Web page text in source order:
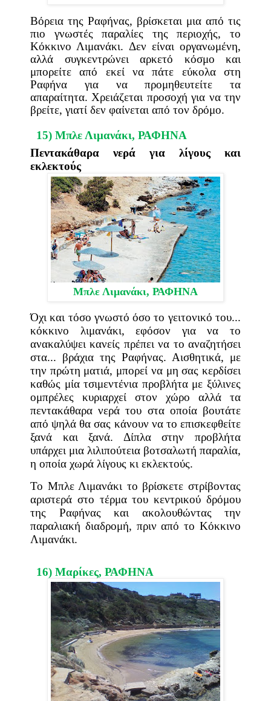
Βόρεια της Ραφήνας, βρίσκεται μια από τις
πιο γνωστές παραλίες της περιοχής, το
Κόκκινο Λιμανάκι. Δεν είναι οργανωμένη,
αλλά συγκεντρώνει αρκετό κόσμο και
μπορείτε από εκεί να πάτε εύκολα στη
Ραφήνα για να προμηθευτείτε τα
απαραίτητα. Χρειάζεται προσοχή για να την
βρείτε, γιατί δεν φαίνεται από τον δρόμο.
15) Μπλε Λιμανάκι, ΡΑΦΗΝΑ
Πεντακάθαρα νερά για λίγους και
εκλεκτούς
Μπλε Λιμανάκι, ΡΑΦΗΝΑ
Όχι και τόσο γνωστό όσο το γειτονικό του...
κόκκινο λιμανάκι, εφόσον για να το
ανακαλύψει κανείς πρέπει να το αναζητήσει
στα... βράχια της Ραφήνας. Αισθητικά, με
την πρώτη ματιά, μπορεί να μη σας κερδίσει
καθώς μία τσιμεντένια προβλήτα με ξύλινες
ομπρέλες κυριαρχεί στον χώρο αλλά τα
πεντακάθαρα νερά του στα οποία βουτάτε
από ψηλά θα σας κάνουν να το επισκεφθείτε
ξανά και ξανά. Δίπλα στην προβλήτα
υπάρχει μια λιλιπούτεια βοτσαλωτή παραλία,
η οποία χωρά λίγους κι εκλεκτούς.
Το Μπλε Λιμανάκι το βρίσκετε στρίβοντας
αριστερά στο τέρμα του κεντρικού δρόμου
της Ραφήνας και ακολουθώντας την
παραλιακή διαδρομή, πριν από το Κόκκινο
Λιμανάκι.
16) Μαρίκες, ΡΑΦΗΝΑ